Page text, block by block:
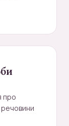
про